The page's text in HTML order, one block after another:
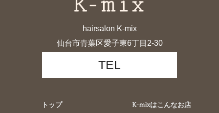
hairsalon K-mix
仙台市青葉区愛子東6丁目2-30
TEL
トップ K-mixはこんなお店